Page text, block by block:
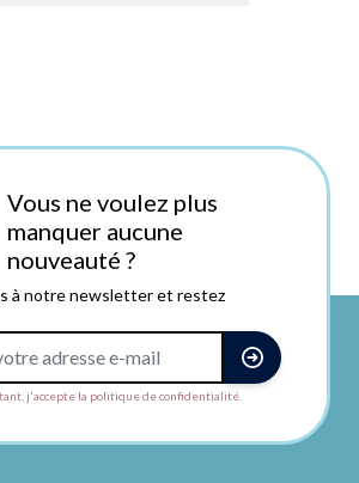
Vous ne voulez plus
manquer aucune
nouveauté ?
à notre newsletter et restez
j'accepte la politique de confidentialité.